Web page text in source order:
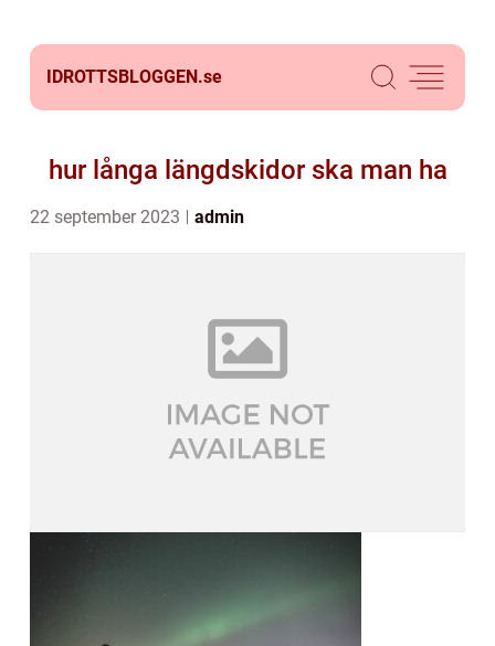
IDROTTSBLOGGEN.se
hur långa längdskidor ska man ha
22 september 2023 admin